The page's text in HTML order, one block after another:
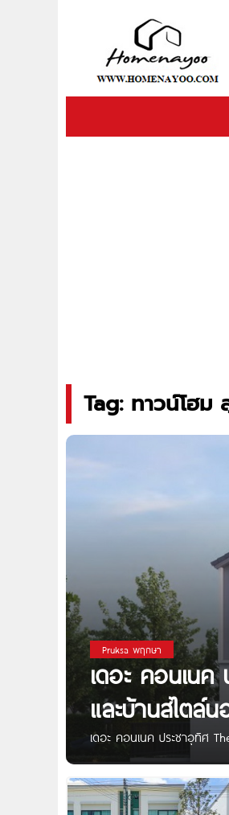
Tag: ทาวน์โฮม
Pruksa พฤกษา
เดอะ คอนเนค
และบ้านสไตล์
เดอะ คอนเนค ประชาอุทิศ
เริ่ม 2.49 ล้านบาท* The
สวน อ.พระสมุทรเจดีย์ จ.สมุ
ใต้ สถานีครุใน (อนาคต) ใก